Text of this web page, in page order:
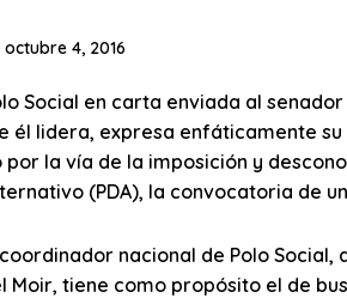
octubre 4, 2016
Social en carta enviada al
él lidera, expresa enfáticamente
por la vía de la imposición y
(PDA), la convocatoria de
nacional de Polo
Moir, tiene como propósito el de